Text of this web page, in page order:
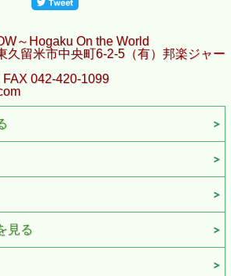
～Hogaku On the World
留米市中央町6-2-5（有）邦楽ジャー
042-420-1099
見る